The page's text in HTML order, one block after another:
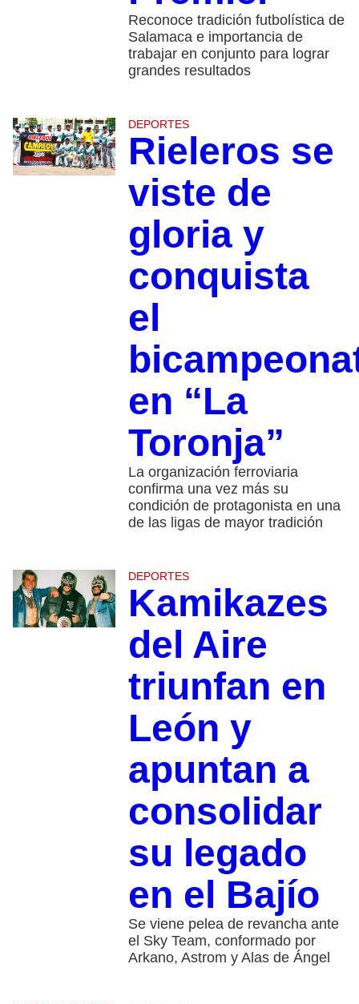
Reconoce tradición futbolística de
Salamaca e importancia de
trabajar en conjunto para lograr
grandes resultados
DEPORTES
Rieleros se
viste de
gloria y
conquista
el
en “La
Toronja”
La organización ferroviaria
confirma una vez más su
condición de protagonista en una
de las ligas de mayor tradición
DEPORTES
Kamikazes
del Aire
triunfan en
León y
apuntan a
consolidar
su legado
en el Bajío
Se viene pelea de revancha ante
el Sky Team, conformado por
Arkano, Astrom y Alas de Ángel